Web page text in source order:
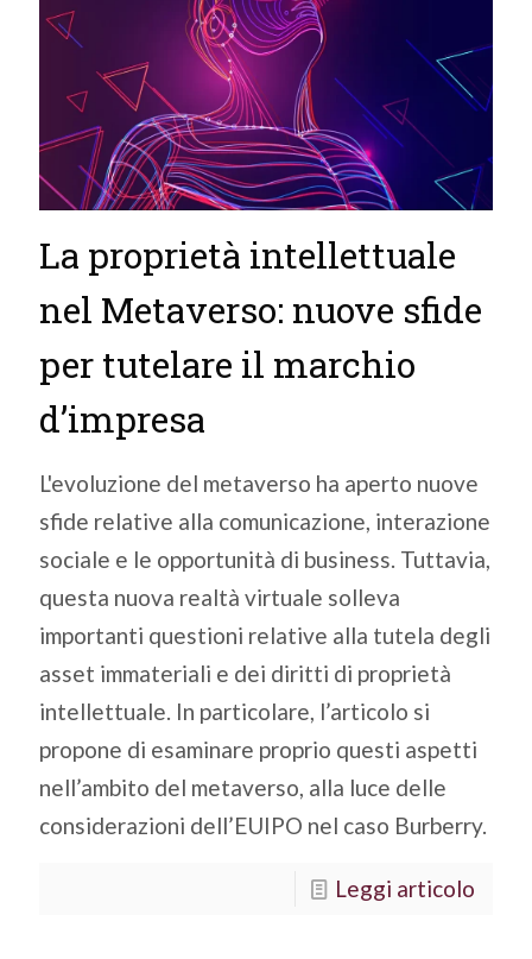
La proprietà intellettuale
nel Metaverso: nuove sfide
per tutelare il marchio
d’impresa
L'evoluzione del metaverso ha aperto nuove
sfide relative alla comunicazione, interazione
sociale e le opportunità di business. Tuttavia,
questa nuova realtà virtuale solleva
importanti questioni relative alla tutela degli
asset immateriali e dei diritti di proprietà
intellettuale. In particolare, l’articolo si
propone di esaminare proprio questi aspetti
nell’ambito del metaverso, alla luce delle
considerazioni dell’EUIPO nel caso Burberry.
Leggi articolo